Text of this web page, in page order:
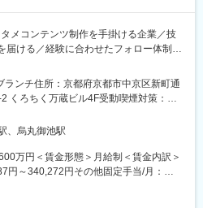
こと：
共創を大切にし、クライアントやエンジ
ービスとは何か？」を徹底的に考えま
決定を重視し、主観ではなく客観的な
多いため、プロジェクトの構想段階か
ンセプトを共有しながら進めていきま
チームの力で最大限の価値を生み出す
業務
メコンテンツ制作を手掛ける企業／技
届ける／経験に合わせたフォロー体制◎
して下記業務をお任せします。
ポジット
ット
ング
を用いた各種レンダリング
ランチ住所：京都府京都市中京区新町通
くろちく万蔵ビル4F受動喫煙対策：屋
、烏丸御池駅
万円＜賃金形態＞月給制＜賃金内訳＞
円～340,272円その他固定手当/月：